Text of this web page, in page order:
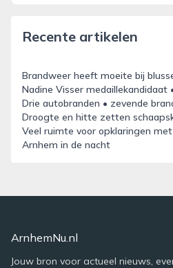
Recente artikelen
Brandweer heeft moeite bij
Nadine Visser medaillekandidaat
Drie autobranden • zevende
Droogte en hitte zetten
Veel ruimte voor opklaringen
Arnhem in de nacht
ArnhemNu.nl
Jouw bron voor actueel nieuws,